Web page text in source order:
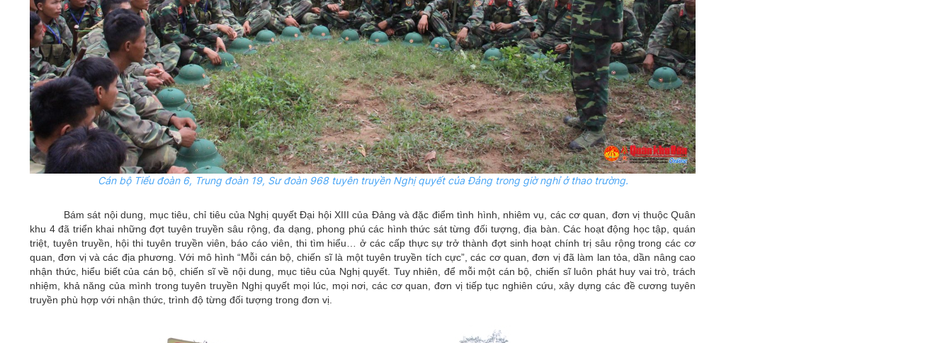
Cán bộ Tiểu đoàn 6, Trung đoàn 19, Sư đoàn 968 tuyên truyền Nghị quyết của Đảng trong giờ nghỉ ở thao trường.
Bám sát nội dung, mục tiêu, chỉ tiêu của Nghị quyết Đại hội XIII của Đảng và đặc điểm tình hình, nhiêm vụ, các cơ quan, đơn vị thuộc Quân
khu 4 đã triển khai những đợt tuyên truyền sâu rộng, đa dạng, phong phú các hình thức sát từng đối tượng, địa bàn.Các hoạt động học tập, quán
triệt, tuyên truyền, hội thi tuyên truyền viên, báo cáo viên, thi tìm hiểu… ở các cấp thực sự trở thành đợt sinh hoạt chính trị sâu rộng trong các cơ
quan, đơn vị và các địa phương. Với mô hình “Mỗi cán bộ, chiến sĩ là một tuyên truyền tích cực”, các cơ quan, đơn vị đã làm lan tỏa, dần nâng cao
nhận thức, hiểu biết của cán bộ, chiến sĩ về nội dung, mục tiêu của Nghị quyết. Tuy nhiên, để mỗi một cán bộ, chiến sĩ luôn phát huy vai trò, trách
nhiệm, khả năng của mình trong tuyên truyền Nghị quyết mọi lúc, mọi nơi, các cơ quan, đơn vị tiếp tục nghiên cứu, xây dựng các đề cương tuyên
truyền phù hợp với nhận thức, trình độ từng đối tượng trong đơn vị.